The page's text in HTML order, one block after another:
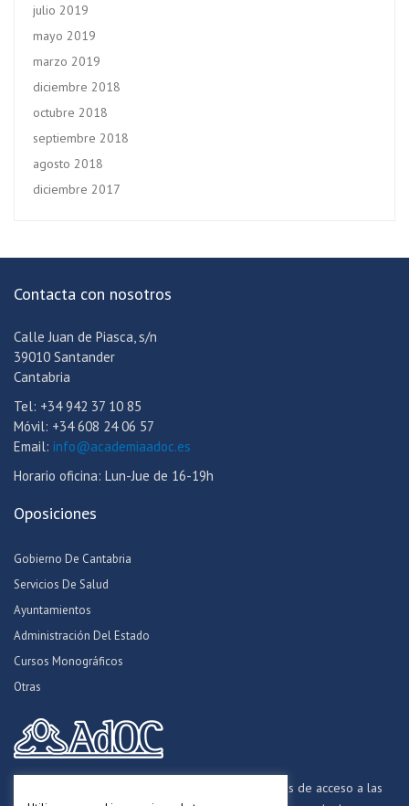
julio 2019
mayo 2019
marzo 2019
diciembre 2018
octubre 2018
septiembre 2018
agosto 2018
diciembre 2017
Contacta con nosotros
Calle Juan de Piasca, s/n
39010 Santander
Cantabria
Tel: +34 942 37 10 85
Móvil: +34 608 24 06 57
Email: info@academiaadoc.es
Horario oficina: Lun-Jue de 16-19h
Oposiciones
Gobierno De Cantabria
Servicios De Salud
Ayuntamientos
Administración Del Estado
Cursos Monográficos
Otras
Formamos opositores para los procesos selectivos de acceso a las